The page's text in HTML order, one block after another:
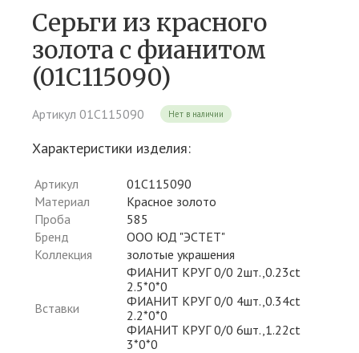
Серьги из красного
золота c фианитом
(01С115090)
Артикул 01С115090 Нет в наличии
Характеристики изделия:
Артикул
01С115090
Материал
Красное золото
Проба
585
Бренд
ООО ЮД "ЭСТЕТ"
Коллекция
золотые украшения
Вставки
ФИАНИТ КРУГ 0/0 2шт.,0.23ct
2.5*0*0
ФИАНИТ КРУГ 0/0 4шт.,0.34ct
2.2*0*0
ФИАНИТ КРУГ 0/0 6шт.,1.22ct
3*0*0